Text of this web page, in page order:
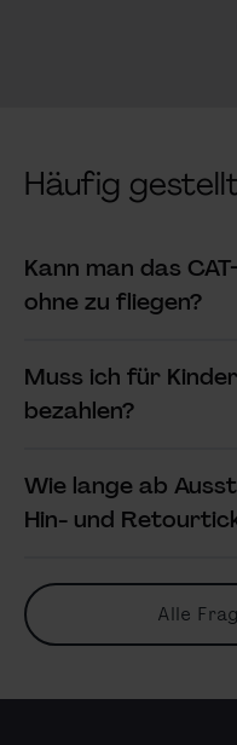
Häufig
Kann man das
ohne zu fliegen?
Antwort anzeigen
Muss ich für
bezahlen?
Antwort anzeigen
Wie lange ab
Hin- und
Antwort anzeigen
Alle